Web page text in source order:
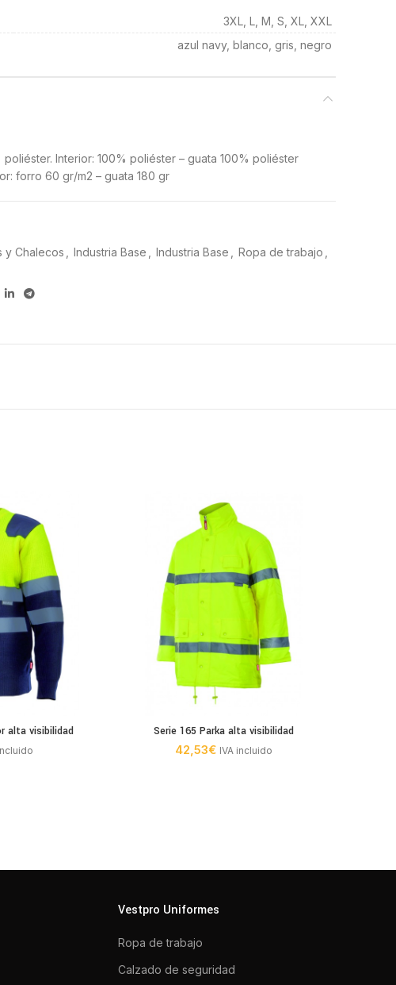
3XL, L, M, S, XL, XXL
azul navy, blanco, gris, negro
poliéster. Interior: 100% poliéster – guata 100% poliéster
forro 60 gr/m2 – guata 180 gr
y Chalecos Industria Base Industria Base Ropa de trabajo
alta visibilidad Serie 165 Parka alta visibilidad
42,53€ IVA incluido
Vestpro Uniformes
Ropa de trabajo
Calzado de seguridad